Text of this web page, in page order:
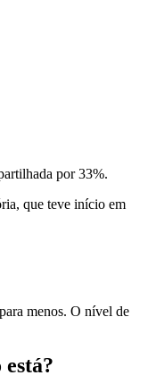
por 33%.
que teve início em
menos. O nível de